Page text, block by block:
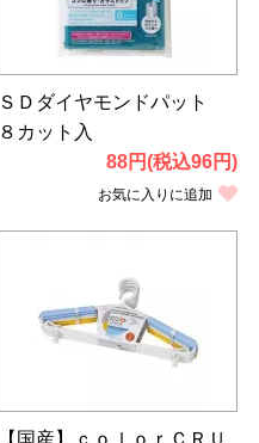
ＳＤダイヤモンドパット
８カット入
88円(税込96円)
お気に入りに追加
【国産】ｃｏｌｏｒＣＲＵ